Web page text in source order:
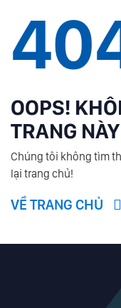
OOPS!
TRANG NÀY
Chúng tôi không tìm
lại trang chủ!
VỀ TRANG CHỦ